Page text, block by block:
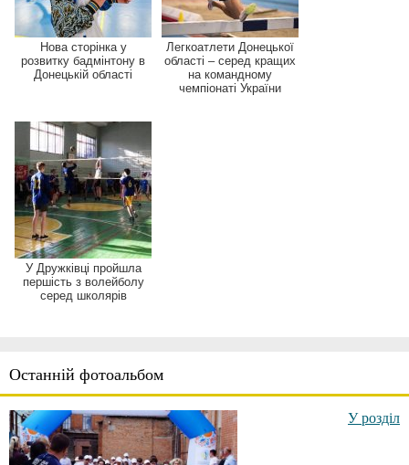
Останній фотоальбом
У розділ
Нова сторінка у
розвитку бадмінтону в
Донецькій області
Легкоатлети Донецької
області – серед кращих
на командному
чемпіонаті України
У Дружківці пройшла
першість з волейболу
серед школярів